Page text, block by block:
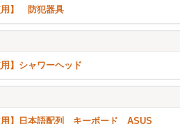
用】 防犯器具
用】シャワーヘッド
用】日本語配列 キーボード ASUS